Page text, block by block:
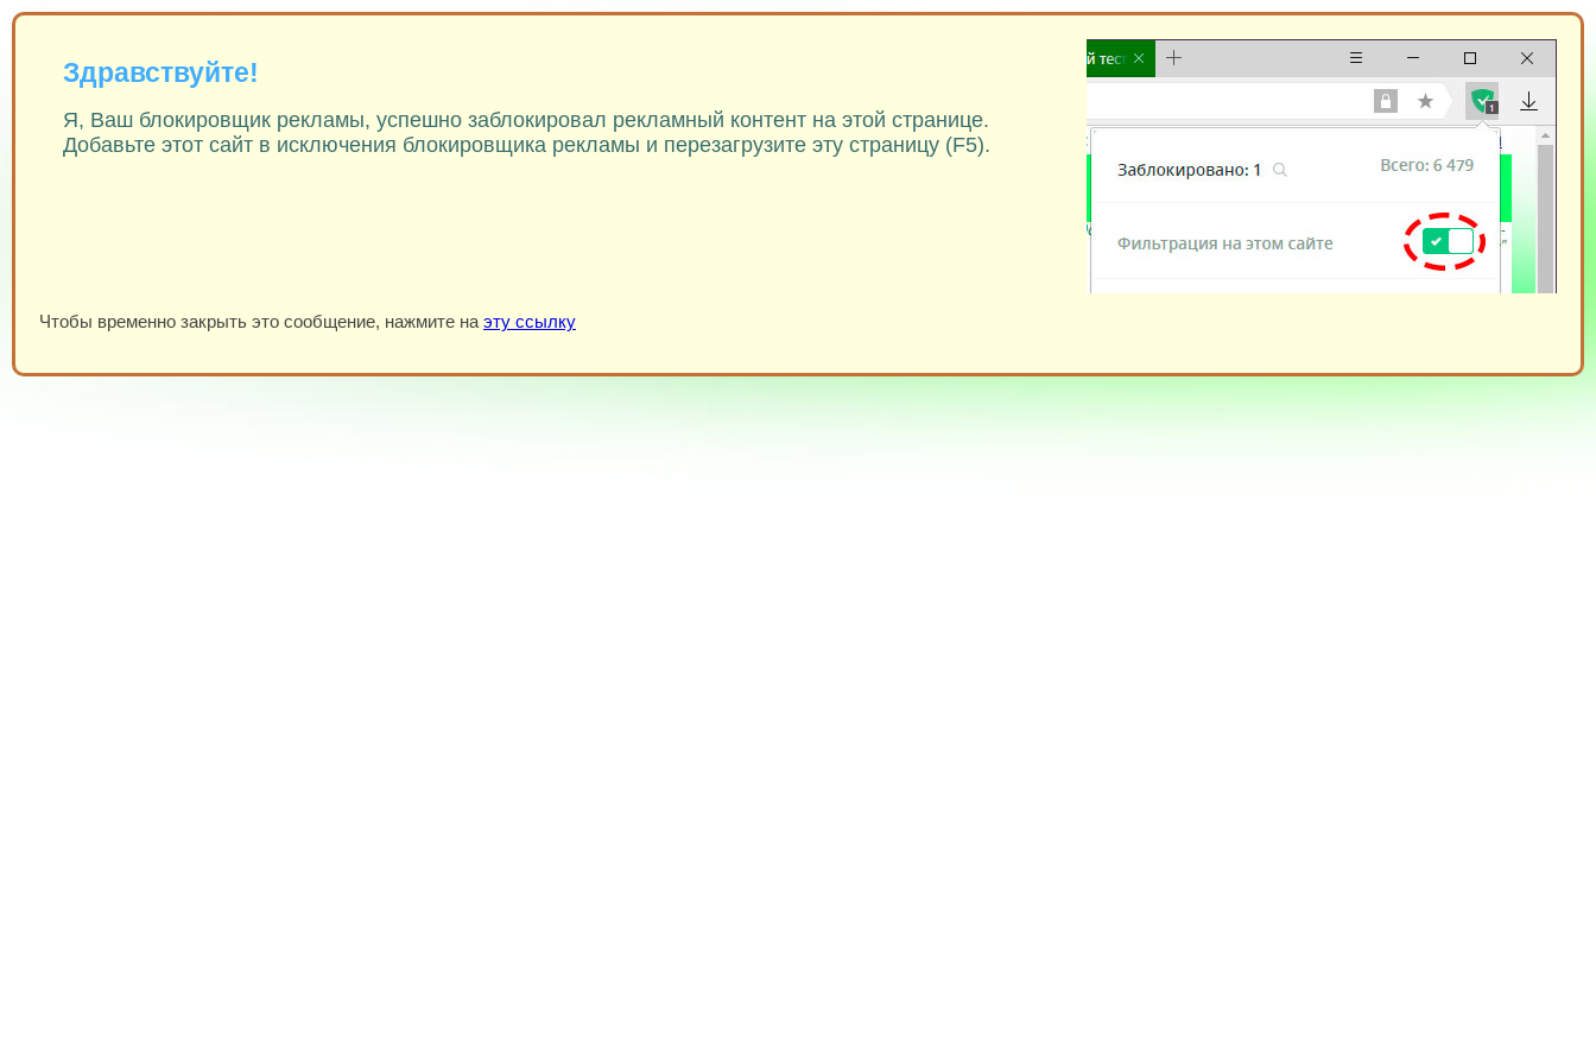
Здравствуйте!
Я, Ваш блокировщик рекламы, успешно заблокировал рекламный контент на этой странице.
Добавьте этот сайт в исключения блокировщика рекламы и перезагрузите эту страницу (F5).
Чтобы временно закрыть это сообщение, нажмите на эту ссылку